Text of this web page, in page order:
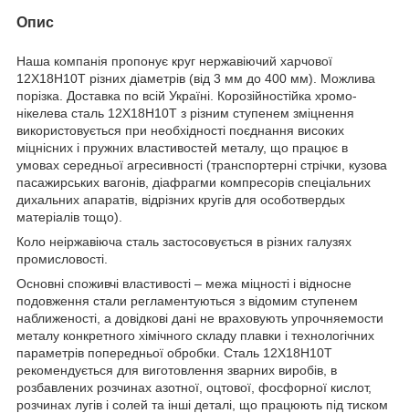
Опис
Наша компанія пропонує круг нержавіючий харчової
12Х18Н10Т різних діаметрів (від 3 мм до 400 мм). Можлива
порізка. Доставка по всій Україні. Корозійностійка хромо-
нікелева сталь 12Х18Н10Т з різним ступенем зміцнення
використовується при необхідності поєднання високих
міцнісних і пружних властивостей металу, що працює в
умовах середньої агресивності (транспортерні стрічки, кузова
пасажирських вагонів, діафрагми компресорів спеціальних
дихальних апаратів, відрізних кругів для особотвердых
матеріалів тощо).
Коло неіржавіюча сталь застосовується в різних галузях
промисловості.
Основні споживчі властивості – межа міцності і відносне
подовження стали регламентуються з відомим ступенем
наближеності, а довідкові дані не враховують упрочняемости
металу конкретного хімічного складу плавки і технологічних
параметрів попередньої обробки. Сталь 12Х18Н10Т
рекомендується для виготовлення зварних виробів, в
розбавлених розчинах азотної, оцтової, фосфорної кислот,
розчинах лугів і солей та інші деталі, що працюють під тиском